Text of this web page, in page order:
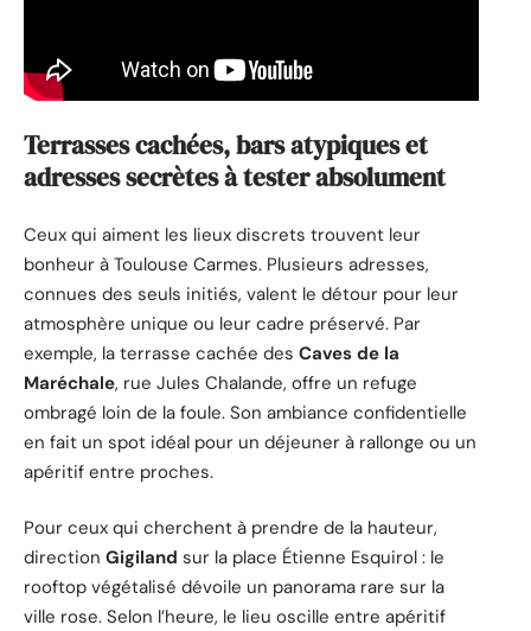
Terrasses cachées, bars atypiques et
adresses secrètes à tester absolument
Ceux qui aiment les lieux discrets trouvent leur
bonheur à Toulouse Carmes. Plusieurs adresses,
connues des seuls initiés, valent le détour pour leur
atmosphère unique ou leur cadre préservé. Par
exemple, la terrasse cachée des Caves de la
Maréchale, rue Jules Chalande, offre un refuge
ombragé loin de la foule. Son ambiance confidentielle
en fait un spot idéal pour un déjeuner à rallonge ou un
apéritif entre proches.
Pour ceux qui cherchent à prendre de la hauteur,
direction Gigiland sur la place Étienne Esquirol : le
rooftop végétalisé dévoile un panorama rare sur la
ville rose. Selon l’heure, le lieu oscille entre apéritif